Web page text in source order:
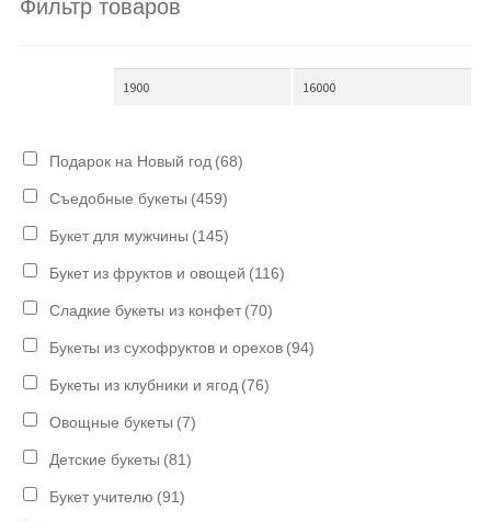
Фильтр товаров
Подарок на Новый год (68)
Съедобные букеты (459)
Букет для мужчины (145)
Букет из фруктов и овощей (116)
Сладкие букеты из конфет (70)
Букеты из сухофруктов и орехов (94)
Букеты из клубники и ягод (76)
Овощные букеты (7)
Детские букеты (81)
Букет учителю (91)